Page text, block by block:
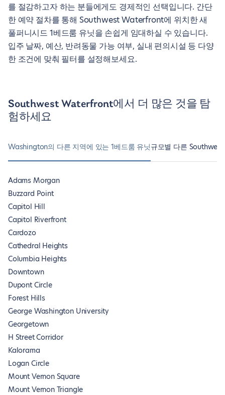
를 절감하고자 하는 분들에게도 경제적인 선택입니다. 간단
한 예약 절차를 통해 Southwest Waterfront에 위치한 새
풀퍼니시드 1베드룸 유닛을 손쉽게 임대하실 수 있습니다.
입주 날짜, 예산, 반려동물 가능 여부, 실내 편의시설 등 다양
한 조건에 맞춰 필터를 설정해보세요.
Southwest Waterfront에서 더 많은 것을 탐
험하세요
Washington의 다른 지역에 있는 1베드룸 유닛규모별 다른
Adams Morgan
Buzzard Point
Capitol Hill
Capitol Riverfront
Cardozo
Cathedral Heights
Columbia Heights
Downtown
Dupont Circle
Forest Hills
George Washington University
Georgetown
H Street Corridor
Kalorama
Logan Circle
Mount Vernon Square
Mount Vernon Triangle